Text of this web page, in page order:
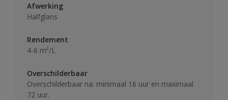
Afwerking
Halfglans
Rendement
4-6 m²/L
Overschilderbaar
Overschilderbaar na: minimaal 16 uur en maximaal
72 uur.